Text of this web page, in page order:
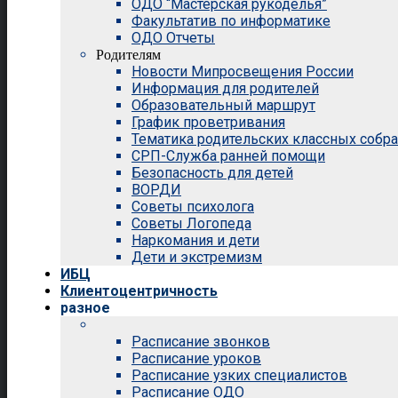
ОДО “Мастерская рукоделья”
Факультатив по информатике
ОДО Отчеты
Родителям
Новости Мипросвещения России
Информация для родителей
Образовательный маршрут
График проветривания
Тематика родительских классных
СРП-Служба ранней помощи
Безопасность для детей
ВОРДИ
Советы психолога
Советы Логопеда
Наркомания и дети
Дети и экстремизм
ИБЦ
Клиентоцентричность
разное
Расписание звонков
Расписание уроков
Расписание узких специалистов
Расписание ОДО